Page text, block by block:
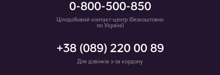
0-800-500-850
Цілодобовий контакт-центр (безкоштовно
по Україні)
+38 (089) 220 00 89
Для дзвінків з-за кордону